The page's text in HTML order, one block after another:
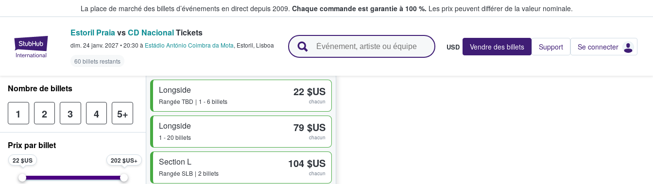
La place de marché des billets d’événements en direct depuis 2009. Chaque commande est garantie à 100 %. Les prix peuvent différer de la valeur nominale.
StubHub - Où les fans achètent et vendent des billets
Estoril PraiavsCD NacionalTickets
dim. 24 janv. 2027•20:30 à Estádio António Coimbra da Mota, Estoril, Lisboa
60 billets restants
USD Vendre des billets Support Se connecter
Longside
Rangée TBD 1 - 6 billets
22 $US
chacun
Longside
1 - 20 billets
79 $US
chacun
Section L
Rangée SLB 2 billets
104 $US
chacun
Nombre de billets
1 2 3 4 5+
Prix par billet
22 $US 202 $US